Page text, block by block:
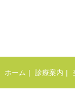
ホーム 診療案内